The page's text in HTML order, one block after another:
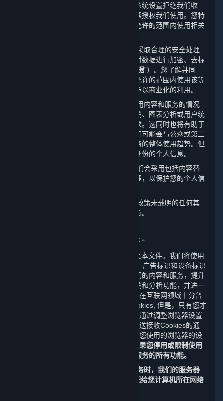
所有个人信息，除非被您删除或您通过系统设置拒绝我们收
集，否则您将被视为在使用平台期间持续授权我们使用。您特
此同意，我们和我们的合作伙伴在法律允许的范围内使用相关
（四） 在收集您的个人信息后，我们会采取合理的安全处理
措施来保护信息的安全性，例如，通过对数据进行加密、去标
已处理数据”）。您了解并同
意，我们和我们的合作伙伴有权在法律允许的范围内使用该等
已处理数据并对用户数据库进行分析并予以商业化的利用。
（五） 我们和我们的合作伙伴会对您使用内容和服务的情况
进行统计，将这些统计信息用于市场营销、图表分析或用户统
计中，以使内容和服务更加符合您的需求。这同时也将有助于
我们更好地理解和服务我们的用户。我们可能会与公众或第三
方共享这些统计信息，以展示内容和服务的整体使用趋势。但
这些统计信息不包含任何可用来识别您身份的个人信息。
（六） 当我们展示您的个人信息时，我们会采用包括内容替
换、假名等方式对您的个人信息进行处理，以保护您的个人信
（七） 当我们要将您的个人信息用于本政策未载明的任何其
他用途时，我们会再次征求您的授权同意。
三、 我们如何使用Cookie及其同类技术 ⏶
（一） Cookies是放置于您计算机上的文本文件。我们将使用
Cookie及类似技术（如网站信标、像素、广告标识和设备标识
符等）以帮助我们分析用户如何使用我们的内容和服务，提升
内容和服务的质量与体验，增强市场营销和分析功能，并进一
步加强我们网站的性能。Cookies的使用在互联网领域十分普
遍。虽然绝大多数浏览器会自动接受Cookies, 但是，只有您才
可以最终决定是否接受Cookies。您可以通过调整浏览器设置
阻止Cookies的接收，要求浏览器向您发送接收Cookies的通
知，或者停用Cookies。您可以通过调整您使用的浏览器的设
但请注意，如果您停用或限制使用
Cookies，您可能无法正常使用内容和服务的所有功能。
（二） 当您访问和使用我们的内容和服务时，我们的服务器
会记录您的IP地址。该IP地址是自动分配给您计算机所在网络